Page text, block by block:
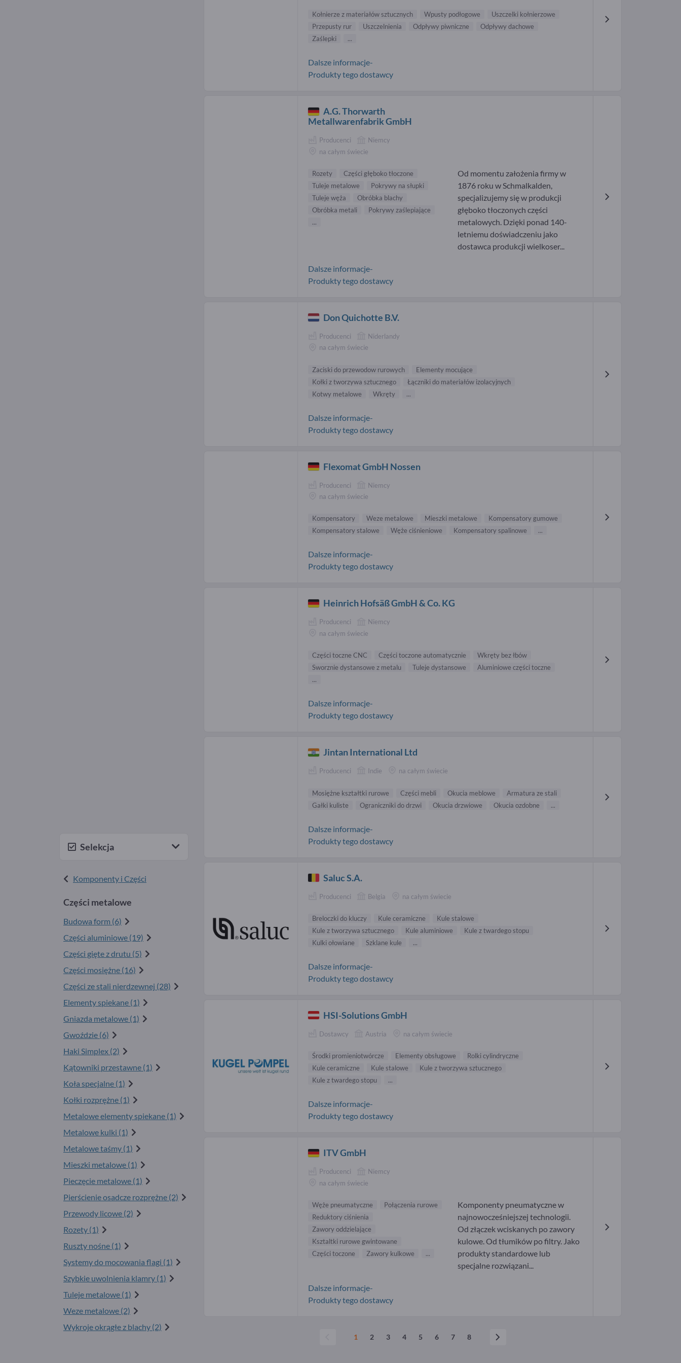
Selekcja
Komponenty i Części
Części metalowe
Budowa form (6)
Części aluminiowe (19)
Części gięte z drutu (5)
Części mosiężne (16)
Części ze stali nierdzewnej (28)
Elementy spiekane (1)
Gniazda metalowe (1)
Gwoździe (6)
Haki Simplex (2)
Kątowniki przestawne (1)
Koła specjalne (1)
Kołki rozprężne (1)
Metalowe elementy spiekane (1)
Metalowe kulki (1)
Metalowe taśmy (1)
Mieszki metalowe (1)
Pieczęcie metalowe (1)
Pierścienie osadcze rozprężne (2)
Przewody licowe (2)
Rozety (1)
Ruszty nośne (1)
Systemy do mocowania flagi (1)
Szybkie uwolnienia klamry (1)
Tuleje metalowe (1)
Weze metalowe (2)
Wykroje okrągłe z blachy (2)
Kołnierze z materiałów sztucznych Wpusty podłogowe
Uszczelki kołnierzowe
Przepusty rur
Uszczelnienia Odpływy piwniczne
Odpływy dachowe
Zaślepki
...
Dalsze informacje-
Produkty tego dostawcy
A.G. Thorwarth
Metallwarenfabrik GmbH
Producenci
Niemcy
na całym świecie
Rozety
Części głęboko tłoczone
Tuleje metalowe
Pokrywy na słupki
Tuleje węża
Obróbka blachy
Obróbka metali
Pokrywy zaślepiające
...
Od momentu założenia firmy w
1876 roku w Schmalkalden,
specjalizujemy się w produkcji
głęboko tłoczonych części
metalowych. Dzięki ponad 140-
letniemu doświadczeniu jako
dostawca produkcji wielkoser...
Dalsze informacje-
Produkty tego dostawcy
Don Quichotte B.V.
Producenci
Niderlandy
na całym świecie
Zaciski do przewodow rurowych
Elementy mocujące
Kołki z tworzywa sztucznego
Łączniki do materiałów izolacyjnych
Kotwy metalowe
Wkręty ...
Dalsze informacje-
Produkty tego dostawcy
Flexomat GmbH Nossen
Producenci
Niemcy
na całym świecie
Kompensatory Weze metalowe Mieszki metalowe
Kompensatory gumowe
Kompensatory stalowe
Węże ciśnieniowe Kompensatory spalinowe ...
Dalsze informacje-
Produkty tego dostawcy
Heinrich Hofsäß GmbH & Co. KG
Producenci
Niemcy
na całym świecie
Części toczne CNC Części toczone automatycznie
Wkręty bez łbów
Sworznie dystansowe z metalu
Tuleje dystansowe
Aluminiowe części toczne
...
Dalsze informacje-
Produkty tego dostawcy
Jintan International Ltd
Producenci Indie na całym świecie
Mosiężne kształtki rurowe Części mebli Okucia meblowe
Armatura ze stali
Gałki kuliste
Ograniczniki do drzwi Okucia drzwiowe Okucia ozdobne ...
Dalsze informacje-
Produkty tego dostawcy
Saluc S.A.
Producenci Belgia na całym świecie
Breloczki do kluczy Kule ceramiczne
Kule stalowe
Kule z tworzywa sztucznego
Kule aluminiowe
Kule z twardego stopu
Kulki ołowiane
Szklane kule ...
Dalsze informacje-
Produkty tego dostawcy
HSI-Solutions GmbH
Dostawcy Austria na całym świecie
Środki promieniotwórcze Elementy obsługowe
Rolki cylindryczne
Kule ceramiczne
Kule stalowe
Kule z tworzywa sztucznego
Kule z twardego stopu
...
Dalsze informacje-
Produkty tego dostawcy
ITV GmbH
Producenci
Niemcy
na całym świecie
Węże pneumatyczne
Połączenia rurowe
Reduktory ciśnienia
Zawory oddzielające
Ksztaltki rurowe gwintowane
Części toczone
Zawory kulkowe ...
Komponenty pneumatyczne w
najnowocześniejszej technologii.
Od złączek wciskanych po zawory
kulowe. Od tłumików po filtry. Jako
produkty standardowe lub
specjalne rozwiązani...
Dalsze informacje-
Produkty tego dostawcy
1 2 3 4 5 6 7 8